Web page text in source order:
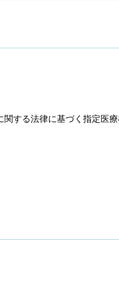
する法律に基づく指定医